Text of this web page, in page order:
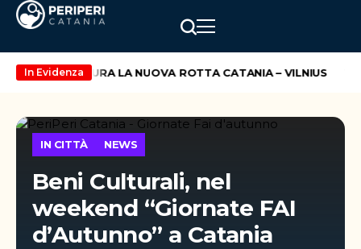
In Evidenza
AIR INAUGURA LA NUOVA ROTTA CATANIA – VILNIUS
IN CITTÀ NEWS
Beni Culturali, nel
weekend “Giornate FAI
d’Autunno” a Catania